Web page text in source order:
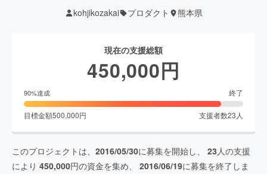
kohjikozakai プロダクト 熊本県
現在の支援総額
450,000円
90%達成 終了
目標金額500,000円 支援者数23 人
このプロジェクトは、 2016/05/30に募集を開始し、 23人の支援
により 450,000円の資金を集め、 2016/06/19に募集を終了しま